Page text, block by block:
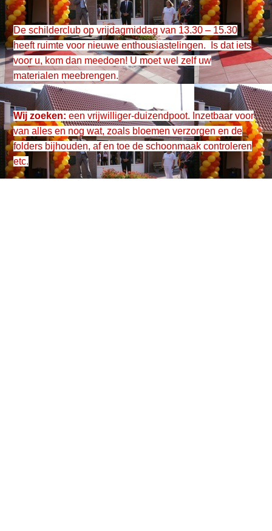
De schilderclub op vrijdagmiddag van 13.30 – 15.30
heeft ruimte voor nieuweenthousiastelingen. Is dat iets
voor u, kom dan meedoen! U moet wel zelf uw
materialen meebrengen.
Wij zoeken: een vrijwilliger-duizendpoot. Inzetbaar voor
van alles en nog wat, zoals bloemen verzorgen en de
folders bijhouden, af en toe de schoonmaak controleren
etc.